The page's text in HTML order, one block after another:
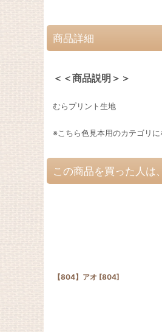
商品詳細
＜＜商品説明＞＞
むらプリント生地
※こちら色見本用のカテゴリ
この商品を買った人は
【804】アオ [804]